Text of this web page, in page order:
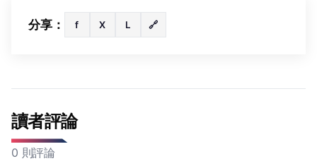
分享： f X L 🔗
讀者評論
0 則評論